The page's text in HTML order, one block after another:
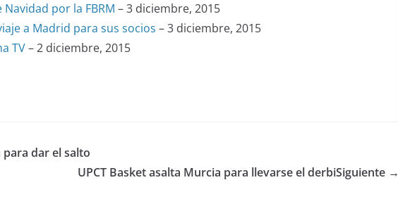
por la FBRM – 3 diciembre, 2015
a Madrid para sus socios – 3 diciembre, 2015
TV– 2 diciembre, 2015
para dar el salto
UPCT Basket asalta Murcia para llevarse el derbiSiguiente →